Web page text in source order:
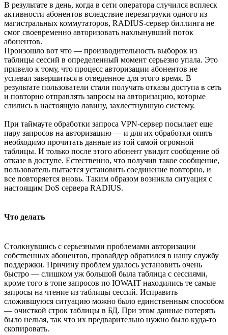
В результате в день, когда в сети оператора случился всплеск
активности абонентов вследствие перезагрзуки одного из
магистральных коммутаторов, RADIUS-сервер биллинга не
смог своевременно авторизовать нахлынувший поток
абонентов.
Произошло вот что — производительность выборок из
таблицы сессий в определенный момент серьезно упала. Это
привело к тому, что процесс авторизации абонентов не
успевал завершиться в отведенное для этого время. В
результате пользователи стали получать отказы доступа в сеть
и повторно отправлять запросы на авторизацию, которые
слились в настоящую лавину, захлестнувшую систему.
При таймауте обработки запроса VPN-сервер посылает еще
пару запросов на авторизацию — и для их обработки опять
необходимо прочитать данные из той самой огромной
таблицы. И только после этого абонент увидит сообщение об
отказе в доступе. Естественно, что получив такое сообщение,
пользователь пытается установить соединение повторно, и
все повторяется вновь. Таким образом возникла ситуация с
настоящим DoS сервера RADIUS.
Что делать
Столкнувшись с серьезными проблемами авторизации
собственных абонентов, провайдер обратился в нашу службу
поддержки. Причину проблем удалось установить очень
быстро — слишком уж большой была таблица с сессиями,
кроме того в топе запросов по IOWAIT находились те самые
запросы на чтение из таблицы сессий. Исправить
сложившуюся ситуацию можно было единственным способом
— очисткой строк таблицы в БД. При этом данные потерять
было нельзя, так что их предварительно нужно было куда-то
скопировать.